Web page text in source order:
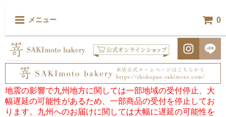
メニュー 0
地震の影響で九州地方に関しては一部地域の受付停止、大
幅遅延の可能性があるため、一部商品の受付を停止してお
ります。九州へのお届けに関しては大幅に遅延の可能性を